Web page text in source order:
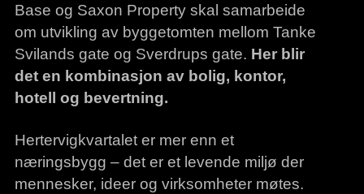
Base og Saxon Property skal samarbeide
om utvikling av byggetomten mellom Tanke
Svilands gate og Sverdrups gate. Her blir
det en kombinasjon av bolig, kontor,
hotell og bevertning.
Hertervigkvartalet er mer enn et
næringsbygg – det er et levende miljø der
mennesker, ideer og virksomheter møtes.